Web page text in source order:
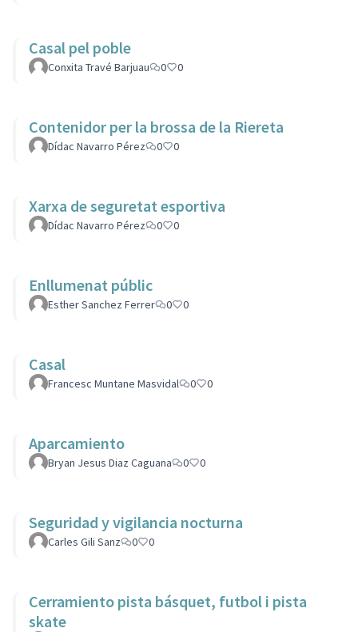
Casal pel poble
Conxita Travé Barjuau 0 0
Contenidor per la brossa de la Riereta
Dídac Navarro Pérez 0 0
Xarxa de seguretat esportiva
Dídac Navarro Pérez 0 0
Enllumenat públic
Esther Sanchez Ferrer 0 0
Casal
Francesc Muntane Masvidal 0 0
Aparcamiento
Bryan Jesus Diaz Caguana 0 0
Seguridad y vigilancia nocturna
Carles Gili Sanz 0 0
Cerramiento pista básquet, futbol i pista
skate